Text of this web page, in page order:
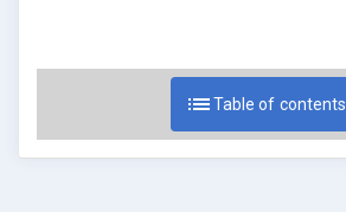
listTable of contents